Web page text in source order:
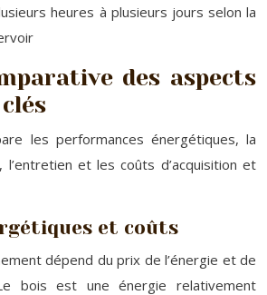
heures à plusieurs jours selon la
des aspects
les performances énergétiques, la
l’entretien et les coûts d’acquisition et
et coûts
dépend du prix de l’énergie et de
bois est une énergie relativement